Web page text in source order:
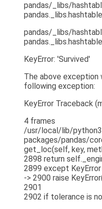
pandas/_libs/
pandas/_libs/
KeyError: 'Survived'
The above
following exception:
KeyError Traceback
4 frames
/usr/local/lib/
packages/pandas/
get_loc(self, key,
2898 return
2899 except KeyError
-> 2900 raise
2901
2902 if tolerance is